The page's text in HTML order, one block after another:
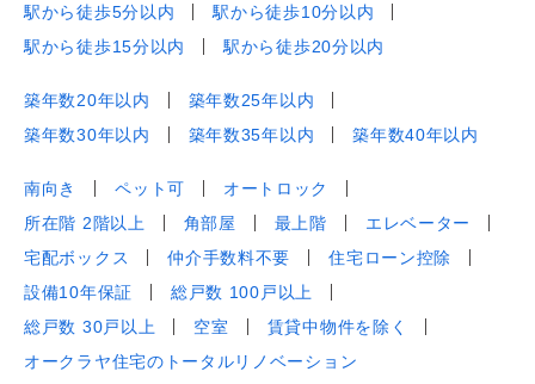
駅から徒歩5分以内
駅から徒歩10分以内
駅から徒歩15分以内
駅から徒歩20分以内
築年数20年以内
築年数25年以内
築年数30年以内
築年数35年以内 築年数40年以内
南向き ペット可
オートロック
所在階 2階以上
角部屋 最上階
エレベーター
宅配ボックス
仲介手数料不要
住宅ローン控除
設備10年保証
総戸数 100戸以上
総戸数 30戸以上
空室
賃貸中物件を除く
オークラヤ住宅のトータルリノベーション